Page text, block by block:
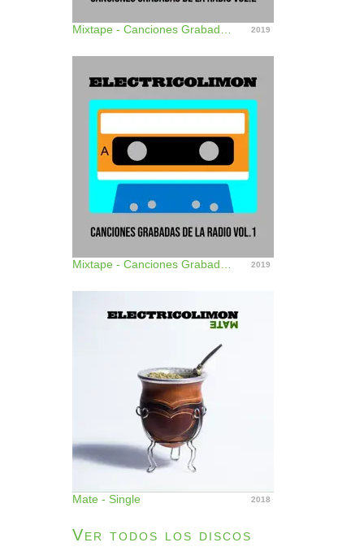
2019
2019
Mate - Single 2018
Ver todos los discos